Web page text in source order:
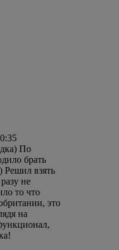
По
брать
Решил взять
не
то что
это
на